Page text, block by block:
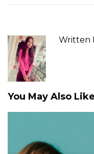
Written
You May Also Like